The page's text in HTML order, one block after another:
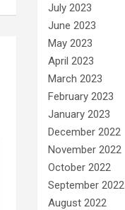
July 2023
June 2023
May 2023
April 2023
March 2023
February 2023
January 2023
December 2022
November 2022
October 2022
September 2022
August 2022